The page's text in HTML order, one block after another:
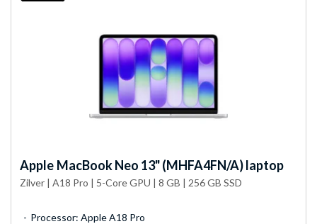
Apple MacBook Neo 13" (MHFA4FN/A) laptop
Zilver | A18 Pro | 5-Core GPU | 8 GB | 256 GB SSD
Processor: Apple A18 Pro